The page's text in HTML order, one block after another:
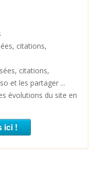
citations,
citations,
et les partager ...
évolutions du site en
ici !